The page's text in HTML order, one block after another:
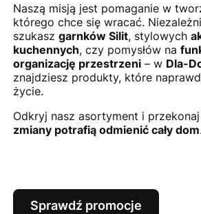
Naszą misją jest pomaganie w
którego chce się wracać.
szukasz garnków Silit, stylowych
kuchennych, czy pomysłów na
organizację przestrzeni– w Dla-
znajdziesz produkty, które
życie.
Odkryj nasz asortyment i
zmiany potrafią odmienić cały dom.
Sprawdź promocje